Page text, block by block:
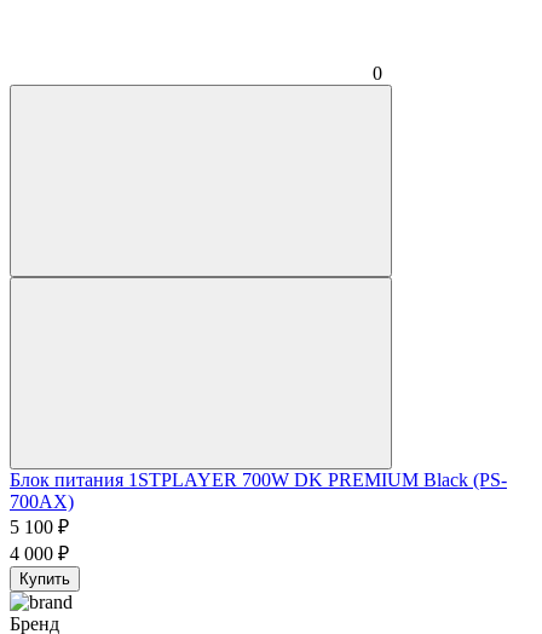
0
Блок питания 1STPLAYER 700W DK PREMIUM Black (PS-
700AX)
5 100 ₽
4 000 ₽
Купить
Бренд